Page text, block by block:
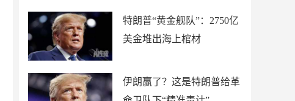
特朗普“黄金舰队”：2750亿
美金堆出海上棺材
伊朗赢了？这是特朗普给革